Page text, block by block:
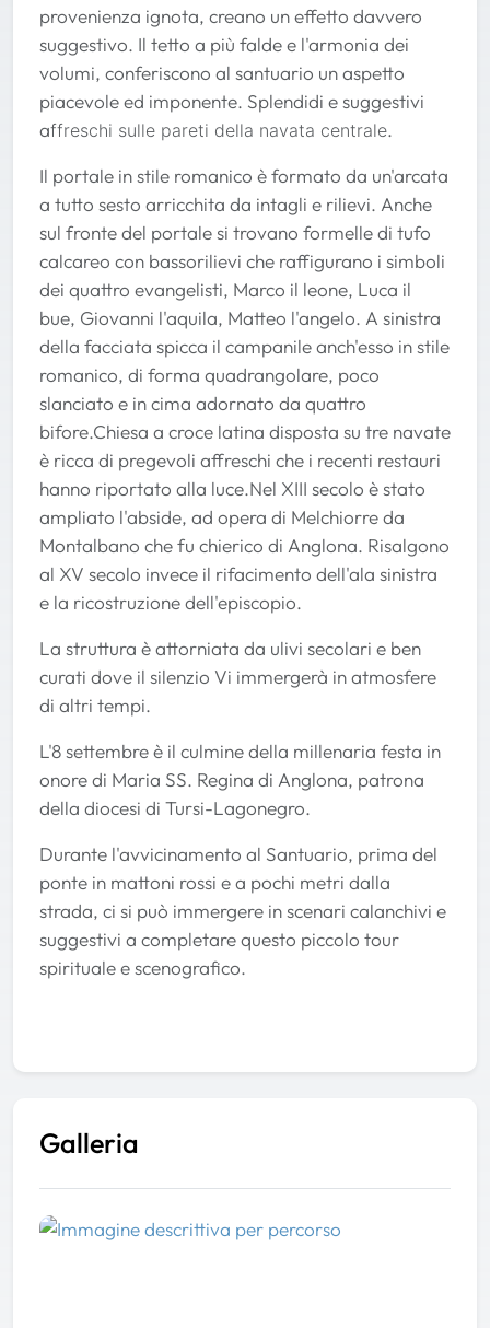
provenienza ignota, creano un effetto davvero
suggestivo. Il tetto a più falde e l'armonia dei
volumi, conferiscono al santuario un aspetto
piacevole ed imponente. Splendidi e suggestivi
affreschi sulle pareti della navata centrale.
Il portale in stile romanico è formato da un'arcata
a tutto sesto arricchita da intagli e rilievi. Anche
sul fronte del portale si trovano formelle di tufo
calcareo con bassorilievi che raffigurano i simboli
dei quattro evangelisti, Marco il leone, Luca il
bue, Giovanni l'aquila, Matteo l'angelo. A sinistra
della facciata spicca il campanile anch'esso in stile
romanico, di forma quadrangolare, poco
slanciato e in cima adornato da quattro
bifore.Chiesa a croce latina disposta su tre navate
è ricca di pregevoli affreschi che i recenti restauri
hanno riportato alla luce.Nel XIII secolo è stato
ampliato l'abside, ad opera di Melchiorre da
Montalbano che fu chierico di Anglona. Risalgono
al XV secolo invece il rifacimento dell'ala sinistra
e la ricostruzione dell'episcopio.
La struttura è attorniata da ulivi secolari e ben
curati dove il silenzio Vi immergerà in atmosfere
di altri tempi.
L'8 settembre è il culmine della millenaria festa in
onore di Maria SS. Regina di Anglona, patrona
della diocesi di Tursi-Lagonegro.
Durante l'avvicinamento al Santuario, prima del
ponte in mattoni rossi e a pochi metri dalla
strada, ci si può immergere in scenari calanchivi e
suggestivi a completare questo piccolo tour
spirituale e scenografico.
Galleria